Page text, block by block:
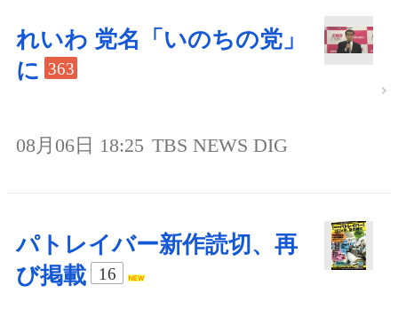
れいわ 党名「いのちの党」
に 363
08月06日 18:25 TBS NEWS DIG
パトレイバー新作読切、再
び掲載
16